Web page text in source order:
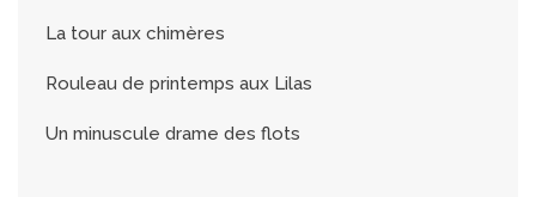
La tour aux chimères
Rouleau de printemps aux Lilas
Un minuscule drame des flots